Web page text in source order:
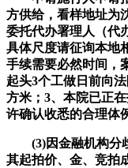
方供给，看样地址为
委托代办署理人（代
具体尺度请征询本地
手续需要必然时间，
起头3个工做日前向
方米；3、本院已正
许确认收悉的合理体
(3)因金融机构分歧
其起拍价、金、竞拍